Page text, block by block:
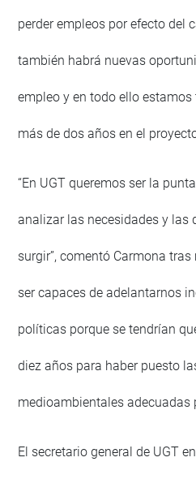
perder empleos por efecto del
también habrá nuevas
empleo y en todo ello
más de dos años en el
“En UGT queremos ser la
analizar las necesidades y las
surgir”, comentó Carmona
ser capaces de adelantarnos
políticas porque se tendrían
diez años para haber puesto
medioambientales adecuadas
El secretario general de UGT